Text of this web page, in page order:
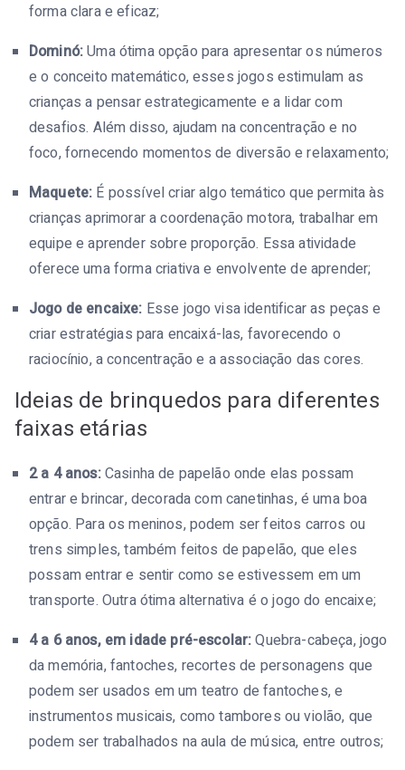
forma clara e eficaz;
Dominó:Uma ótima opção para apresentar os números
e o conceito matemático, esses jogos estimulam as
crianças a pensar estrategicamente e a lidar com
desafios. Além disso, ajudam na concentração e no
foco, fornecendo momentos de diversão e relaxamento;
Maquete: É possível criar algo temático que permita às
crianças aprimorar a coordenação motora, trabalhar em
equipe e aprender sobre proporção. Essa atividade
oferece uma forma criativa e envolvente de aprender;
Jogo de encaixe: Esse jogo visa identificar as peças e
criar estratégias para encaixá-las, favorecendo o
raciocínio, a concentração e a associação das cores.
Ideias de brinquedos para diferentes
faixas etárias
2 a 4 anos:Casinha de papelão onde elas possam
entrar e brincar, decorada com canetinhas, é uma boa
opção. Para os meninos, podem ser feitos carros ou
trens simples, também feitos de papelão, que eles
possam entrar e sentir como se estivessem em um
transporte. Outra ótima alternativa é o jogo do encaixe;
4 a 6 anos, em idade pré-escolar:Quebra-cabeça, jogo
da memória, fantoches, recortes de personagens que
podem ser usados em um teatro de fantoches, e
instrumentos musicais, como tambores ou violão, que
podem ser trabalhados na aula de música, entre outros;